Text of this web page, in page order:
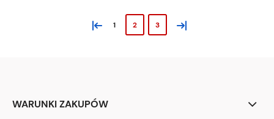
« 1 2 3 »
WARUNKI ZAKUPÓW